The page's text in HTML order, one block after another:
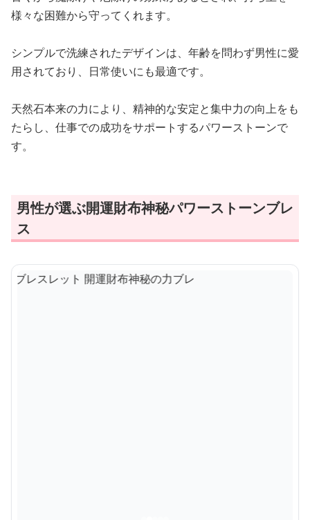
様々な困難から守ってくれます。
シンプルで洗練されたデザインは、年齢を問わず男性に愛
用されており、日常使いにも最適です。
天然石本来の力により、精神的な安定と集中力の向上をも
たらし、仕事での成功をサポートするパワーストーンで
す。
男性が選ぶ開運財布神秘パワーストーンブレ
ス